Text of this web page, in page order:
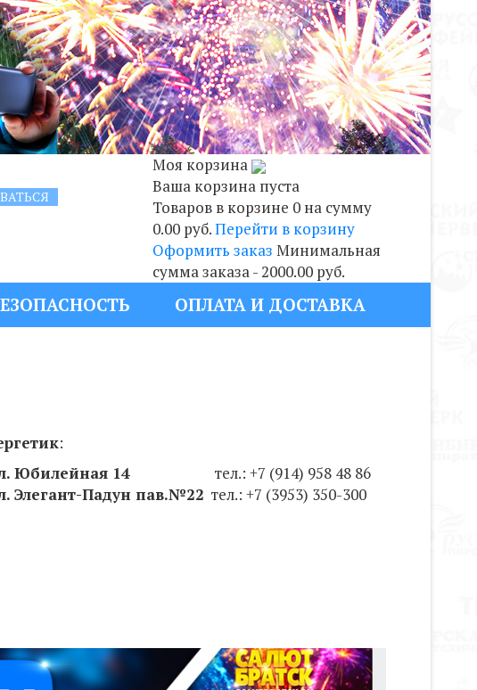
Моя корзина
Ваша корзина пуста
Товаров в корзине 0 на сумму
0.00 руб.Перейти в корзину
Оформить заказ Минимальная
сумма заказа - 2000.00 руб.
ОПЛАТА И ДОСТАВКА
:
Юбилейная 14 тел.: +7 (914) 958 48 86
Элегант-Падун пав.№22 тел.: +7 (3953) 350-300